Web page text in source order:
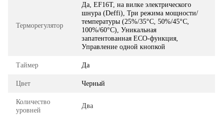
Терморегулятор
Да, EF16T, на вилке электрического
шнура (Deffi), Три режима мощности/
температуры (25%/35°C, 50%/45°C,
100%/60°C), Уникальная
запатентованная ECO-функция,
Управление одной кнопкой
Таймер Да
Цвет Черный
Количество
уровней
Два